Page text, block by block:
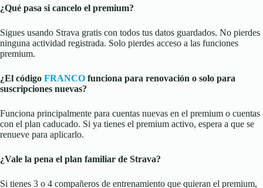
¿Qué pasa si cancelo el premium?
Sigues usando Strava gratis con todos tus datos guardados. No pierdes
ninguna actividad registrada. Solo pierdes acceso a las funciones
premium.
¿El código FRANCO funciona para renovación o solo para
suscripciones nuevas?
Funciona principalmente para cuentas nuevas en el premium o cuentas
con el plan caducado. Si ya tienes el premium activo, espera a que se
renueve para aplicarlo.
¿Vale la pena el plan familiar de Strava?
Si tienes 3 o 4 compañeros de entrenamiento que quieran el premium,